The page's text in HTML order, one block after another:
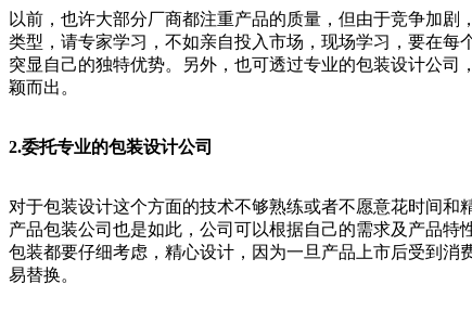
以前，也许大部分厂商都注重产品的质量，但由于竞争加
类型，请专家学习，不如亲自投入市场，现场学习，要在每
突显自己的独特优势。另外，也可透过专业的包装设计公
颖而出。
2.委托专业的包装设计公司
对于包装设计这个方面的技术不够熟练或者不愿意花时间
产品包装公司也是如此，公司可以根据自己的需求及产品
包装都要仔细考虑，精心设计，因为一旦产品上市后受到
易替换。